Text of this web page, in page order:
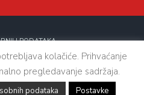
PODATAKA
© 2021 - Grad Belišće
kolačiće. Prihvaćanje
pregledavanje sadržaja.
podataka Postavke